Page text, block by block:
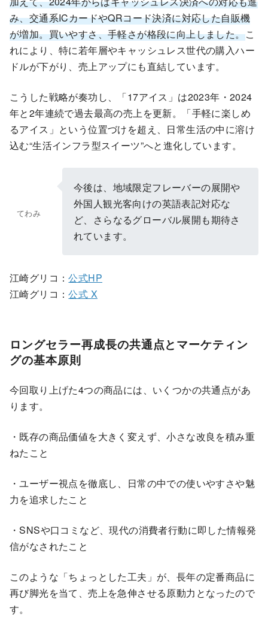
み、交通系ICカードやQRコード決済に対応した自販機
が増加。買いやすさ、手軽さが格段に向上しました。こ
れにより、特に若年層やキャッシュレス世代の購入ハー
ドルが下がり、売上アップにも直結しています。
こうした戦略が奏功し、「17アイス」は2023年・2024
年と2年連続で過去最高の売上を更新。「手軽に楽しめ
るアイス」という位置づけを超え、日常生活の中に溶け
込む“生活インフラ型スイーツ”へと進化しています。
てわみ
今後は、地域限定フレーバーの展開や
外国人観光客向けの英語表記対応な
ど、さらなるグローバル展開も期待さ
れています。
江崎グリコ：公式HP
江崎グリコ：公式 X
ロングセラー再成長の共通点とマーケティン
グの基本原則
今回取り上げた4つの商品には、いくつかの共通点があ
ります。
・既存の商品価値を大きく変えず、小さな改良を積み重
ねたこと
・ユーザー視点を徹底し、日常の中での使いやすさや魅
力を追求したこと
・SNSや口コミなど、現代の消費者行動に即した情報発
信がなされたこと
このような「ちょっとした工夫」が、長年の定番商品に
再び脚光を当て、売上を急伸させる原動力となったので
す。